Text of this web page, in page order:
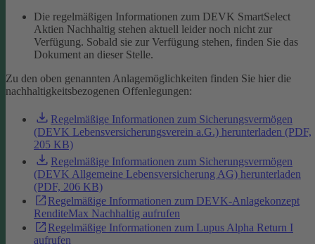
Die regelmäßigen Informationen zum DEVK SmartSelect
Aktien Nachhaltig stehen aktuell leider noch nicht zur
Verfügung. Sobald sie zur Verfügung stehen, finden Sie das
Dokument an dieser Stelle.
Zu den oben genannten Anlagemöglichkeiten finden Sie hier die
nachhaltigkeitsbezogenen Offenlegungen:
Regelmäßige Informationen zum Sicherungsvermögen
(DEVK Lebensversicherungsverein a.G.) herunterladen (PDF,
205 KB)
Regelmäßige Informationen zum Sicherungsvermögen
(DEVK Allgemeine Lebensversicherung AG) herunterladen
(PDF, 206 KB)
Regelmäßige Informationen zum DEVK-Anlagekonzept
RenditeMax Nachhaltig aufrufen
Regelmäßige Informationen zum Lupus Alpha Return I
aufrufen